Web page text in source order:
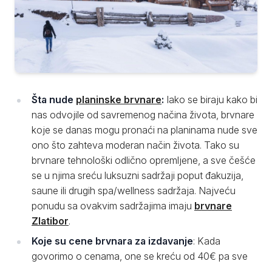
Šta nude planinske brvnare: Iako se biraju kako bi
nas odvojile od savremenog načina života, brvnare
koje se danas mogu pronaći na planinama nude sve
ono što zahteva moderan način života. Tako su
brvnare tehnološki odlično opremljene, a sve češće
se u njima sreću luksuzni sadržaji poput đakuzija,
saune ili drugih spa/wellness sadržaja. Najveću
ponudu sa ovakvim sadržajima imaju brvnare
Zlatibor.
Koje su cene brvnara za izdavanje: Kada
govorimo o cenama, one se kreću od 40€ pa sve